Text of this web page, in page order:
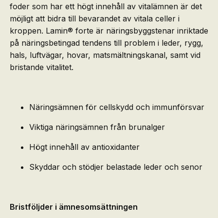
foder som har ett högt innehåll av vitalämnen är det
möjligt att bidra till bevarandet av vitala celler i
kroppen. Lamin® forte är näringsbyggstenar inriktade
på näringsbetingad tendens till problem i leder, rygg,
hals, luftvägar, hovar, matsmältningskanal, samt vid
bristande vitalitet.
Näringsämnen för cellskydd och immunförsvar
Viktiga näringsämnen från brunalger
Högt innehåll av antioxidanter
Skyddar och stödjer belastade leder och senor
Bristföljder i ämnesomsättningen